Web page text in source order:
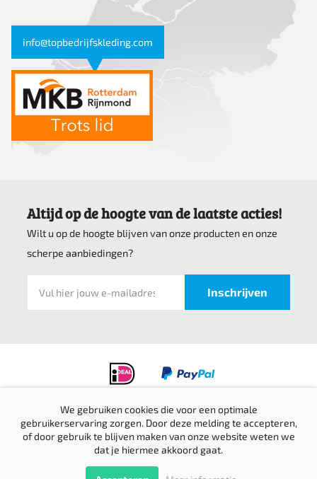
info@topbedrijfskleding.com
Altijd op de hoogte van de laatste acties!
Wilt u op de hoogte blijven van onze producten en onze
scherpe aanbiedingen?
Privacyverklaring
Verzending & retournering
© Top bedrijfskleding 2016-2026 |
We gebruiken cookies die voor een optimale
gebruikerservaring zorgen. Door deze melding te accepteren,
of door gebruik te blijven maken van onze website weten we
dat je hiermee akkoord gaat.